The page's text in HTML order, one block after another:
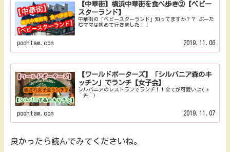
【中華街】横浜中華街を食べ歩き②【ベビー
スターランド】
中華街の「ベビースターランド」知ってますか？？ ぷーた
むママは初めて行きました！！
poohtam.com 2019.11.06
【ワールドポーターズ】「シルバニア森のキ
ッチン」でランチ【女子会】
シルバニアのレストランでランチ！！全てが可愛いよ( *
´艸｀)
poohtam.com 2019.11.07
良かったら読んでみてくださいね。